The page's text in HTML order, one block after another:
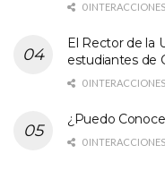
0 INTERACCIONES
El Rector de la
estudiantes de
0 INTERACCIONES
¿Puedo
0 INTERACCIONES